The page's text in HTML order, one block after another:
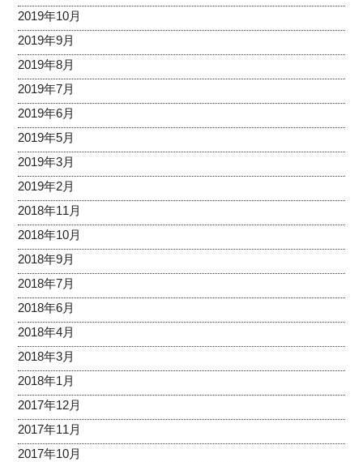
2019年10月
2019年9月
2019年8月
2019年7月
2019年6月
2019年5月
2019年3月
2019年2月
2018年11月
2018年10月
2018年9月
2018年7月
2018年6月
2018年4月
2018年3月
2018年1月
2017年12月
2017年11月
2017年10月